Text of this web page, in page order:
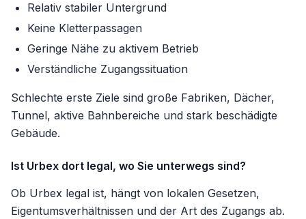
Relativ stabiler Untergrund
Keine Kletterpassagen
Geringe Nähe zu aktivem Betrieb
Verständliche Zugangssituation
Schlechte erste Ziele sind große Fabriken, Dächer,
Tunnel, aktive Bahnbereiche und stark beschädigte
Gebäude.
Ist Urbex dort legal, wo Sie unterwegs sind?
Ob Urbex legal ist, hängt von lokalen Gesetzen,
Eigentumsverhältnissen und der Art des Zugangs ab.